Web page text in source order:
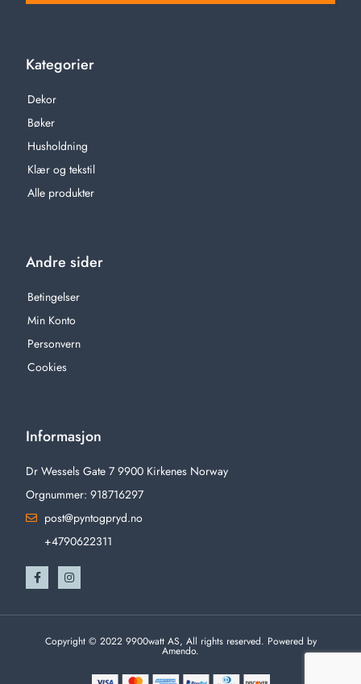
Kategorier
Dekor
Bøker
Husholdning
Klær og tekstil
Alle produkter
Andre sider
Betingelser
Min Konto
Personvern
Cookies
Informasjon
Dr Wessels Gate 7 9900 Kirkenes Norway
Orgnummer: 918716297
post@pyntogpryd.no
+4790622311
Copyright © 2022 9900watt AS, All rights reserved. Powered by
Amendo.